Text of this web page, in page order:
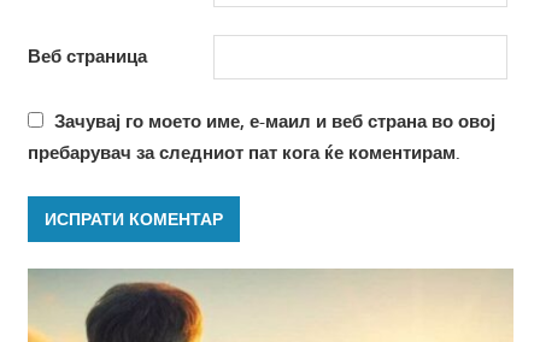
Веб страница
Зачувај го моето име, е-маил и веб страна во овој
пребарувач за следниот пат кога ќе коментирам.